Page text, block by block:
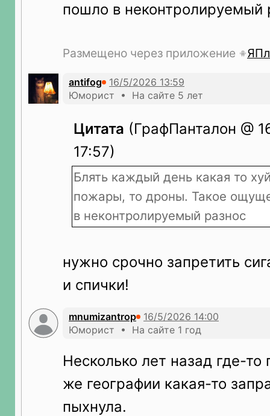
пошло в неконтролируемый
Размещено через приложение
antifog
Юморист • На сайте 5 лет
Цитата (ГрафПанталон @
17:57)
Блять каждый день какая то
пожары, то дроны. Такое
в неконтролируемый разнос
нужно срочно запретить
и спички!
mnumizantrop
Юморист • На сайте 1 год
Несколько лет назад где-
же географии какая-то
пыхнула.